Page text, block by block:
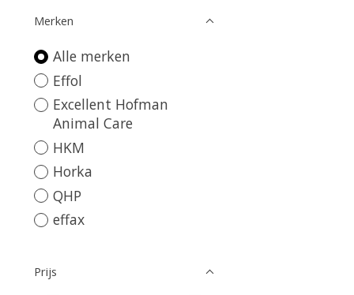
Merken
Alle merken
Effol
Excellent Hofman
Animal Care
HKM
Horka
QHP
effax
Prijs